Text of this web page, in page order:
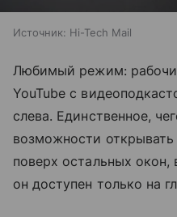
Источник: Hi-Tech Mail
Любимый режим:
YouTube с
слева. Единственное,
возможности
поверх остальных окон,
он доступен только на